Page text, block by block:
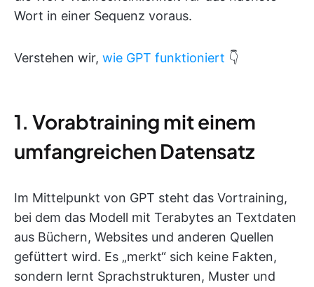
Wort in einer Sequenz voraus.
Verstehen wir, wie GPT funktioniert 👇
1. Vorabtraining mit einem
umfangreichen Datensatz
Im Mittelpunkt von GPT steht das Vortraining,
bei dem das Modell mit Terabytes an Textdaten
aus Büchern, Websites und anderen Quellen
gefüttert wird. Es „merkt“ sich keine Fakten,
sondern lernt Sprachstrukturen, Muster und